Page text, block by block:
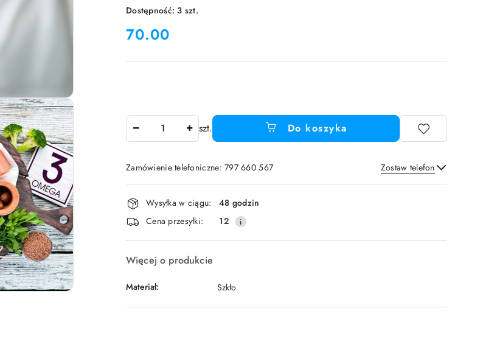
Dostępność:3 szt.
cena:
70.00
szt. Do koszyka
Zamówienie telefoniczne: 797 660 567 Zostaw telefon
Wyślij
Dostępność
i
dostawa
Wysyłka w ciągu:
48 godzin
Cena przesyłki:
12
Więcej o produkcie
Materiał: Szkło